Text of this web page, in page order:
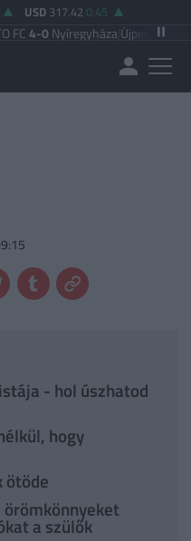
USD 317.42 0.45
|Újpest FC4-2
- hol úszhatod
hogy
ötöde
a szülők